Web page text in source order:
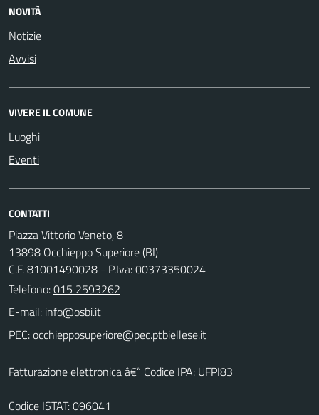
NOVITÀ
Notizie
Avvisi
VIVERE IL COMUNE
Luoghi
Eventi
CONTATTI
Piazza Vittorio Veneto, 8
13898 Occhieppo Superiore (BI)
C.F. 81001490028 - P.Iva: 00373350024
Telefono:015 2593262
E-mail:
PEC:
Fatturazione elettronica â€“ Codice IPA: UFPI83
Codice ISTAT: 096041